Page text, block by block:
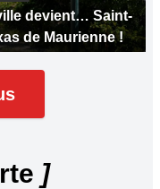
devient… Saint-
de Maurienne !
]